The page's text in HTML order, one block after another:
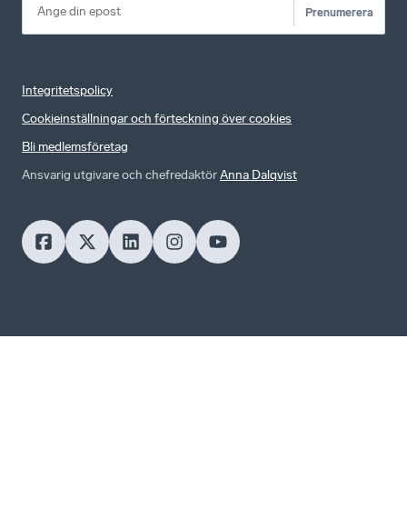
Prenumerera
Integritetspolicy
Cookieinställningar och förteckning över cookies
Bli medlemsföretag
Ansvarig utgivare och chefredaktörAnna Dalqvist